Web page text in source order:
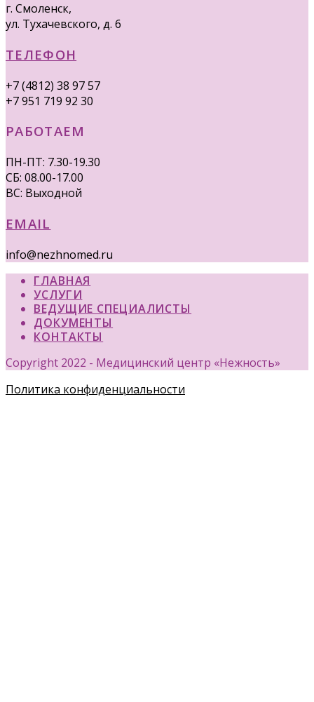
г. Смоленск,
ул. Тухачевского, д. 6
ТЕЛЕФОН
+7 (4812) 38 97 57
+7 951 719 92 30
РАБОТАЕМ
ПН-ПТ: 7.30-19.30
СБ: 08.00-17.00
ВС: Выходной
EMAIL
info@nezhnomed.ru
ГЛАВНАЯ
УСЛУГИ
ВЕДУЩИЕ СПЕЦИАЛИСТЫ
ДОКУМЕНТЫ
КОНТАКТЫ
Copyright 2022 - Медицинский центр «Нежность»
Политика конфиденциальности